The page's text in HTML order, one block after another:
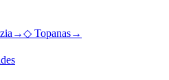
→◇ Topanas→